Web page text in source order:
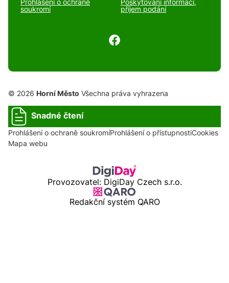
Prohlášení o ochraně
soukromí
Poskytování informací,
příjem podání
© 2026 Horní Město Všechna práva vyhrazena
Snadné čtení
Prohlášení o ochraně soukromíProhlášení o přístupnostiCookies
Mapa webu
Provozovatel: DigiDay Czech s.r.o.
Redakční systém QARO